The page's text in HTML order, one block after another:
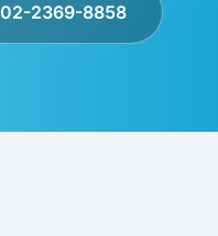
02-2369-8858